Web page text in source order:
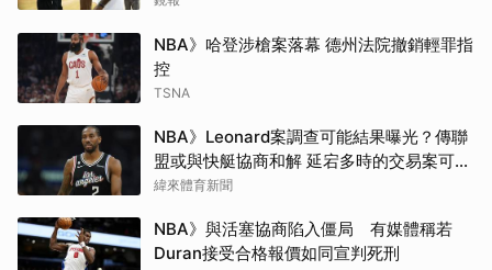
NBA》哈登涉槍案落幕 德州法院撤銷輕罪指
控
TSNA
NBA》Leonard案調查可能結果曝光？傳聯
盟或與快艇協商和解 延宕多時的交易案可望
於開季前成行
緯來體育新聞
NBA》與活塞協商陷入僵局 有媒體稱若
Duran接受合格報價如同宣判死刑